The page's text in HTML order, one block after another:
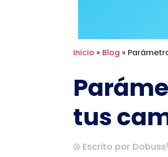
Inicio » Blog »
tus
Escrito por Dobuss